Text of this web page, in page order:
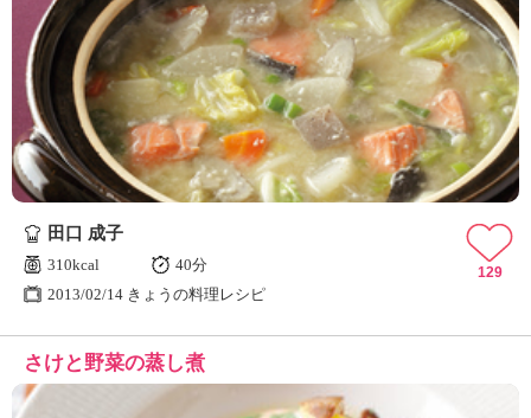
田口 成子
310kcal
40分
2013/02/14 きょうの料理レシピ
129
さけと野菜の蒸し煮